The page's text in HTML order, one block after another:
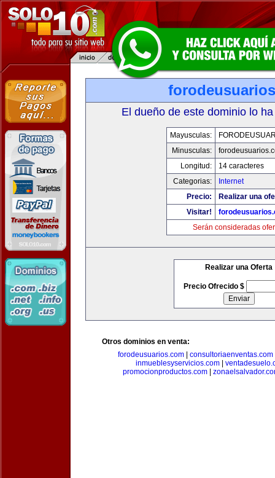
El dueño de este dominio lo
Mayusculas:
Minusculas:
Longitud:
14 caracteres
Categorias:
Internet
Precio:
Realizar una
Visitar!
Serán consideradas
Realizar una Oferta
Precio Ofrecido $
Otros dominios en venta:
forodeusuarios.com| consultoriaenventas.com
inmueblesyservicios.com|
promocionproductos.com|